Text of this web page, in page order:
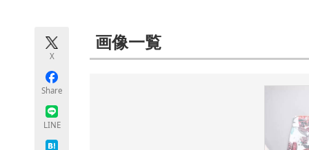
X
Share
LINE
画像一覧